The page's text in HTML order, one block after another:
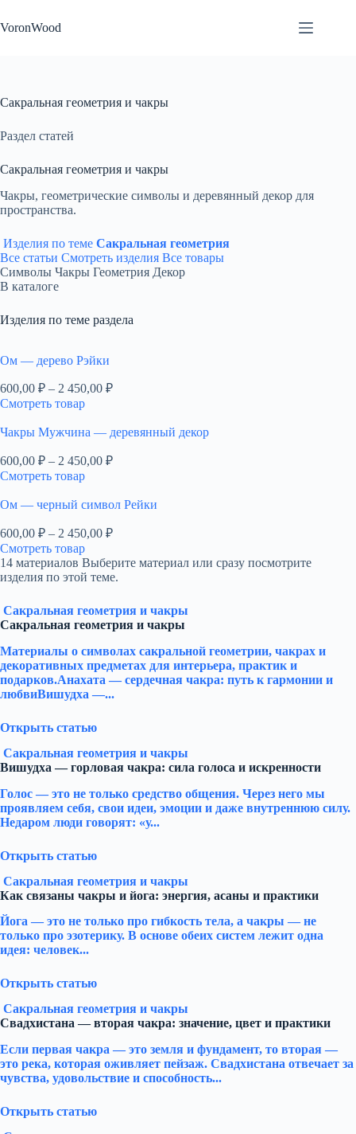
к
сути
VoronWood
Сакральная геометрия и чакры
Раздел статей
Сакральная геометрия и чакры
Чакры, геометрические символы и деревянный декор для
пространства.
Изделия по теме Сакральная геометрия
Все статьи Смотреть изделия Все товары
Символы Чакры Геометрия Декор
В каталоге
Изделия по теме раздела
Ом — дерево Рэйки
600,00 ₽ – 2 450,00 ₽Диапазон
–
450,00 ₽
Смотреть товар
Чакры Мужчина — деревянный декор
600,00 ₽ – 2 450,00 ₽Диапазон
–
450,00 ₽
Смотреть товар
Ом — черный символ Рейки
600,00 ₽ – 2 450,00 ₽Диапазон
600,00 ₽
–
450,00 ₽
Смотреть товар
14 материалов Выберите материал или сразу посмотрите
изделия по этой теме.
Сакральная геометрия и чакры
Сакральная геометрия и чакры
Материалы о символах сакральной геометрии, чакрах и
декоративных предметах для интерьера, практик и
подарков.Анахата — сердечная чакра: путь к гармонии и
любвиВишудха —...
Открыть статью
Сакральная геометрия и чакры
Вишудха — горловая чакра: сила голоса и искренности
Голос — это не только средство общения. Через него мы
проявляем себя, свои идеи, эмоции и даже внутреннюю силу.
Недаром люди говорят: «у...
Открыть статью
Сакральная геометрия и чакры
Как связаны чакры и йога: энергия, асаны и практики
Йога — это не только про гибкость тела, а чакры — не
только про эзотерику. В основе обеих систем лежит одна
идея: человек...
Открыть статью
Сакральная геометрия и чакры
Свадхистана — вторая чакра: значение, цвет и практики
Если первая чакра — это земля и фундамент, то вторая —
это река, которая оживляет пейзаж. Свадхистана отвечает за
чувства, удовольствие и способность...
Открыть статью